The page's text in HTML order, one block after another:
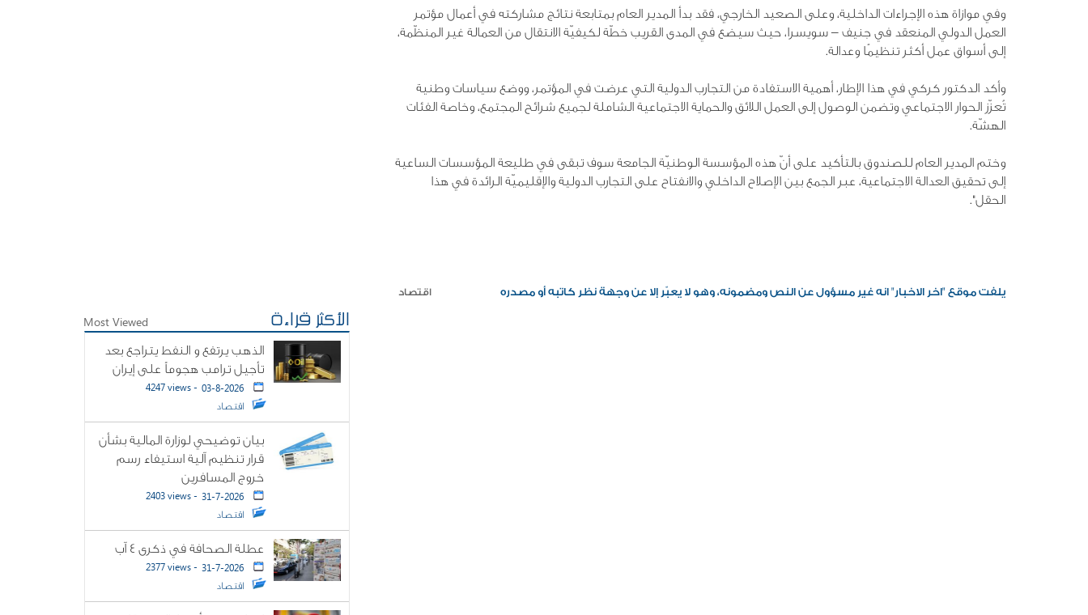
وفي موازاة هذه الإجراءات الداخلية، وعلى الصعيد الخارجي، فقد بدأ المدير العام بمتابعة نتائج مشاركته في أعمال مؤتمر
العمل الدولي المنعقد في جنيف – سويسرا، حيث سيضع في المدى القريب خطّة لكيفيّة الانتقال من العمالة غير المنظّمة،
إلى أسواق عمل أكثر تنظيمًا وعدالة.
وأكد الدكتور كركي في هذا الإطار، أهمية الاستفادة من التجارب الدولية التي عرضت في المؤتمر، ووضع سياسات وطنية
تُعزّز الحوار الاجتماعي وتضمن الوصول إلى العمل اللائق والحماية الاجتماعية الشاملة لجميع شرائح المجتمع، وخاصة الفئات
الهشّة.
وختم المدير العام للصندوق بالتأكيد على أنّ هذه المؤسسة الوطنيّة الجامعة سوف تبقى في طليعة المؤسسات الساعية
إلى تحقيق العدالة الاجتماعية، عبر الجمع بين الإصلاح الداخلي والانفتاح على التجارب الدولية والإقليميّة الرائدة في هذا
الحقل".
اقتصاد يلفت موقع "اخر الاخبار" انه غير مسؤول عن النص ومضمونه، وهو لا يعبّر إلا عن وجهة نظر كاتبه أو مصدره
الأكثر قراءة Most Viewed
الذهب يرتفع و النفط يتراجع بعد
تأجيل ترامب هجوماً على إيران
03-8-2026
4247 views -
اقتصاد
بيان توضيحي لوزارة المالية بشأن
قرار تنظيم آلية استيفاء رسم
خروج المسافرين
31-7-2026
2403 views -
اقتصاد
عطلة الصحافة في ذكرى ٤ آب
31-7-2026
2377 views -
اقتصاد